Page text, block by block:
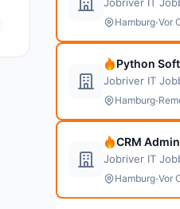
Hamburg·Vor
Python
Jobriver IT
Hamburg·
CRM
Jobriver IT
Hamburg·Vor